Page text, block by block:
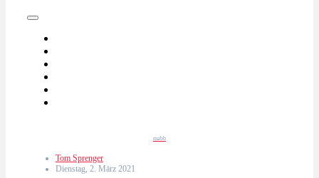
mabb
Tom Sprenger
Dienstag, 2. März 2021